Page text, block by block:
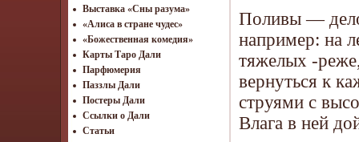
Выставка «Сны разума»
«Алиса в стране чудес»
«Божественная комедия»
Карты Таро Дали
Парфюмерия
Паззлы Дали
Постеры Дали
Ссылки о Дали
Статьи
Поливы —
например: на
тяжелых -
вернуться к
струями с
Влага в ней